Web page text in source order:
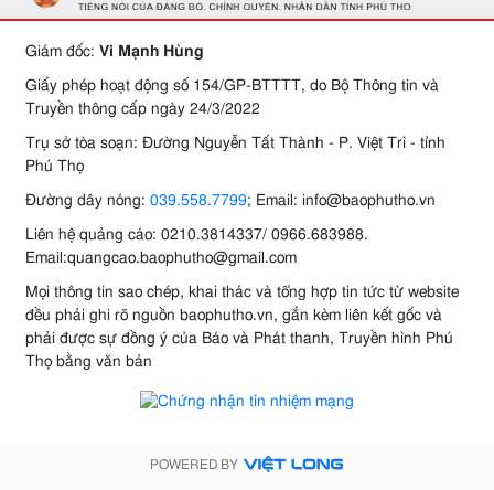
Giám đốc: Vi Mạnh Hùng
Giấy phép hoạt động số 154/GP-BTTTT, do Bộ Thông tin và
Truyền thông cấp ngày 24/3/2022
Trụ sở tòa soạn: Đường Nguyễn Tất Thành - P. Việt Trì - tỉnh
Phú Thọ
Đường dây nóng: 039.558.7799; Email: info@baophutho.vn
Liên hệ quảng cáo: 0210.3814337/ 0966.683988.
Email:quangcao.baophutho@gmail.com
Mọi thông tin sao chép, khai thác và tổng hợp tin tức từ website
đều phải ghi rõ nguồn baophutho.vn, gắn kèm liên kết gốc và
phải được sự đồng ý của Báo và Phát thanh, Truyền hình Phú
Thọ bằng văn bản
POWERED BY